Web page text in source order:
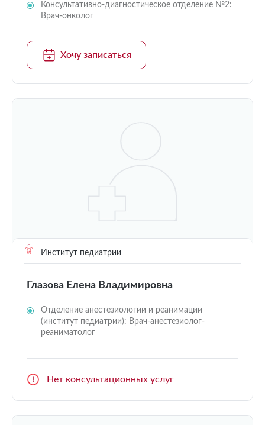
Консультативно-диагностическое отделение №2:
Врач-онколог
Хочу записаться
Институт педиатрии
Глазова Елена Владимировна
Отделение анестезиологии и реанимации
(институт педиатрии): Врач-анестезиолог-
реаниматолог
Нет консультационных услуг